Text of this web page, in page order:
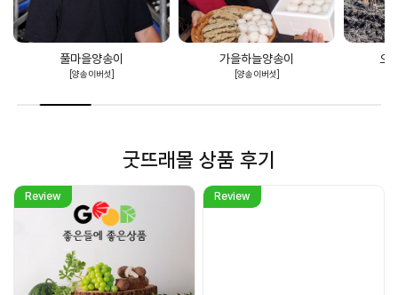
가을하늘양송이
[양송이버섯]
오번리탁구네농장
[구기자·맥문동]
굿뜨래몰 상품 후기
Review Review